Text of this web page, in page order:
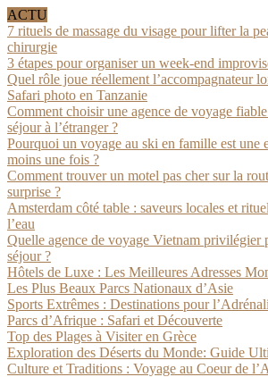
ACTU
7 rituels de massage du visage pour lifter la
chirurgie
3 étapes pour organiser un week-end
Quel rôle joue réellement l’accompagnateur
Safari photo en Tanzanie
Comment choisir une agence de voyage
séjour à l’étranger ?
Pourquoi un voyage au ski en famille est une
moins une fois ?
Comment trouver un motel pas cher sur la
surprise ?
Amsterdam côté table : saveurs locales et
l’eau
Quelle agence de voyage Vietnam privilégier
séjour ?
Hôtels de Luxe : Les Meilleures Adresses
Les Plus Beaux Parcs Nationaux d’Asie
Sports Extrêmes : Destinations pour
Parcs d’Afrique : Safari et Découverte
Top des Plages à Visiter en Grèce
Exploration des Déserts du Monde: Guide
Culture et Traditions : Voyage au Coeur de